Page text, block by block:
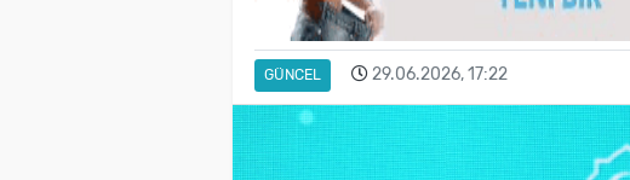
GÜNCEL 29.06.2026, 17:22